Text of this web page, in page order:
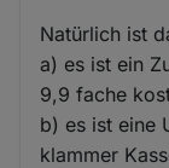
Natürlich ist
a) es ist ein
9,9 fache
b) es ist eine
klammer